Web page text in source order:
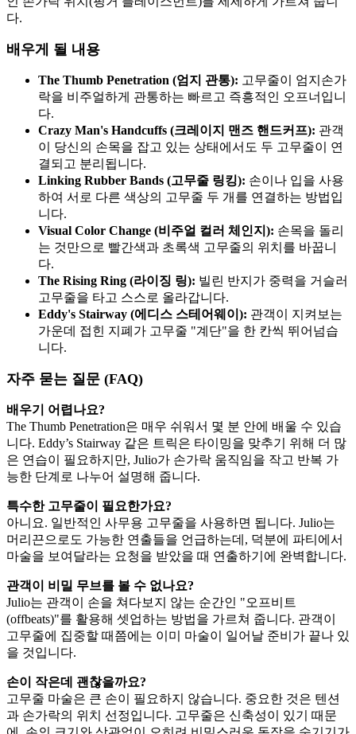
다.
배우게 될 내용
The Thumb Penetration (엄지 관통): 고무줄이 엄지손가
락을 비주얼하게 관통하는 빠르고 즉흥적인 오프너입니
다.
Crazy Man's Handcuffs (크레이지 맨즈 핸드커프): 관객
이 당신의 손목을 잡고 있는 상태에서도 두 고무줄이 연
결되고 분리됩니다.
Linking Rubber Bands (고무줄 링킹): 손이나 입을 사용
하여 서로 다른 색상의 고무줄 두 개를 연결하는 방법입
니다.
Visual Color Change (비주얼 컬러 체인지): 손목을 돌리
는 것만으로 빨간색과 초록색 고무줄의 위치를 바꿉니
다.
The Rising Ring (라이징 링): 빌린 반지가 중력을 거슬러
고무줄을 타고 스스로 올라갑니다.
Eddy's Stairway (에디스 스테어웨이): 관객이 지켜보는
가운데 접힌 지폐가 고무줄 "계단"을 한 칸씩 뛰어넘습
니다.
자주 묻는 질문 (FAQ)
배우기 어렵나요?
The Thumb Penetration은 매우 쉬워서 몇 분 안에 배울 수 있습
니다. Eddy’s Stairway 같은 트릭은 타이밍을 맞추기 위해 더 많
은 연습이 필요하지만, Julio가 손가락 움직임을 작고 반복 가
능한 단계로 나누어 설명해 줍니다.
특수한 고무줄이 필요한가요?
아니요. 일반적인 사무용 고무줄을 사용하면 됩니다. Julio는
머리끈으로도 가능한 연출들을 언급하는데, 덕분에 파티에서
마술을 보여달라는 요청을 받았을 때 연출하기에 완벽합니다.
관객이 비밀 무브를 볼 수 없나요?
Julio는 관객이 손을 쳐다보지 않는 순간인 "오프비트
(offbeats)"를 활용해 셋업하는 방법을 가르쳐 줍니다. 관객이
고무줄에 집중할 때쯤에는 이미 마술이 일어날 준비가 끝나 있
을 것입니다.
손이 작은데 괜찮을까요?
고무줄 마술은 큰 손이 필요하지 않습니다. 중요한 것은 텐션
과 손가락의 위치 선정입니다. 고무줄은 신축성이 있기 때문